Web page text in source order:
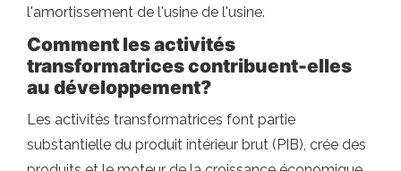
l'amortissement de l'usine de l'usine.
Comment les activités
transformatrices contribuent-elles
au développement?
Les activités transformatrices font partie
substantielle du produit intérieur brut (PIB), crée des